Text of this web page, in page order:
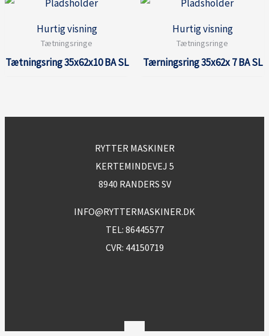
Hurtig visning
Tætningsringe
Tætningsring 35x62x10 BA SL
Hurtig visning
Tætningsringe
Tærningsring 35x62x 7 BA SL
RYTTER MASKINER
KERTEMINDEVEJ 5
8940 RANDERS SV
INFO@RYTTERMASKINER.DK
TEL: 86445577
CVR: 44150719